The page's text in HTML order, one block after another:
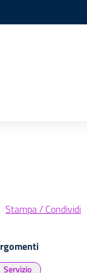
Stampa / Condividi
Servizio